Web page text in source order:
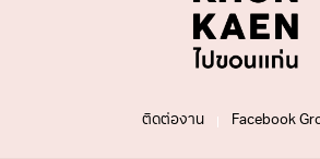
ติดต่องาน Facebook